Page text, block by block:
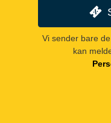
Vi sender bare
kan